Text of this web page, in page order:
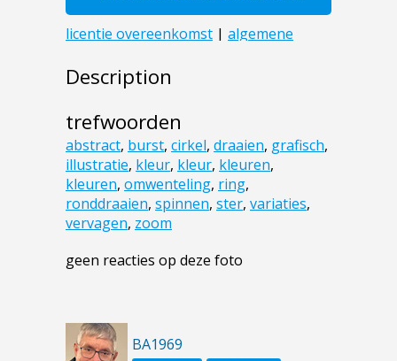
Description
trefwoorden
abstract, burst, cirkel, draaien, grafisch,
illustratie, kleur, kleur, kleuren,
kleuren, omwenteling, ring,
ronddraaien, spinnen, ster, variaties,
vervagen, zoom
geen reacties op deze foto
BA1969